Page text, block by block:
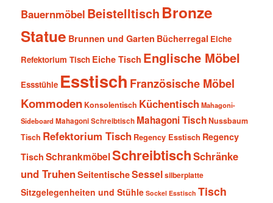
Bauernmöbel Beistelltisch Bronze
Statue Brunnen und Garten Bücherregal Eiche
Refektorium Tisch Eiche Tisch Englische Möbel
Essstühle Esstisch Französische Möbel
Kommoden Konsolentisch Küchentisch Mahagoni-
SideboardMahagoni Schreibtisch Mahagoni TischNussbaum
Tisch Refektorium Tisch Regency Esstisch Regency
Tisch SchrankmöbelSchreibtischSchränke
und TruhenSeitentischeSesselsilberplatte
Sitzgelegenheiten und Stühle Sockel Esstisch Tisch